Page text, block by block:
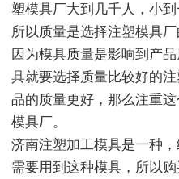
塑模具厂大到几千人，小
所以质量是选择注塑模具厂
因为模具质量是影响到产
具就要选择质量比较好的
品的质量更好，那么注重
模具厂。
济南注塑加工模具是一种
需要用到这种模具，所以